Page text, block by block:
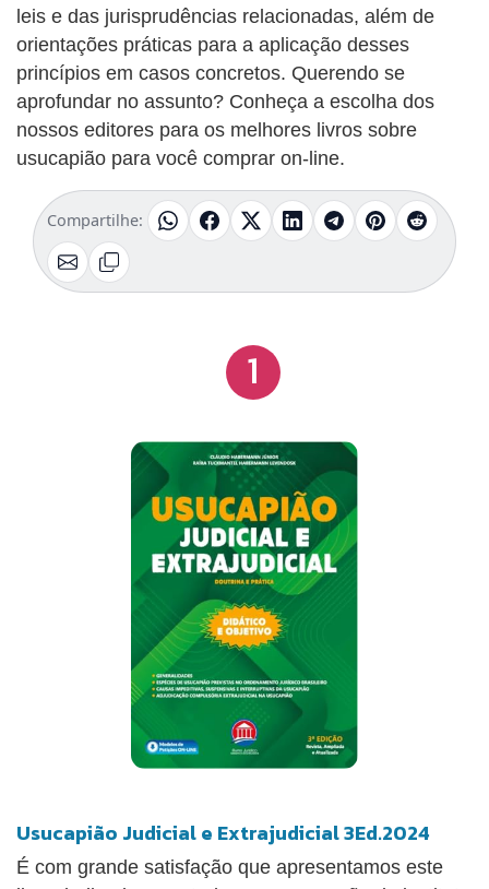
leis e das jurisprudências relacionadas, além de
orientações práticas para a aplicação desses
princípios em casos concretos. Querendo se
aprofundar no assunto? Conheça a escolha dos
nossos editores para os melhores livros sobre
usucapião para você comprar on-line.
Compartilhe:
1
Usucapião Judicial e Extrajudicial 3Ed.2024
É com grande satisfação que apresentamos este